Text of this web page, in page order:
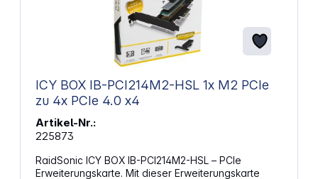
ICY BOX IB-PCI214M2-HSL 1x M2 PCIe
zu 4x PCIe 4.0 x4
Artikel-Nr.:
225873
RaidSonic ICY BOX IB-PCI214M2-HSL – PCIe
Erweiterungskarte. Mit dieser Erweiterungskarte